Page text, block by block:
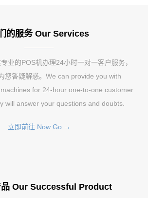
的服务 Our Services
业的POS机办理24小时一对一客户服务，
您答疑解惑。We can provide you with
for 24-hour one-to-one customer
will answer your questions and doubts.
立即前往 Now Go →
品 Our Successful Product